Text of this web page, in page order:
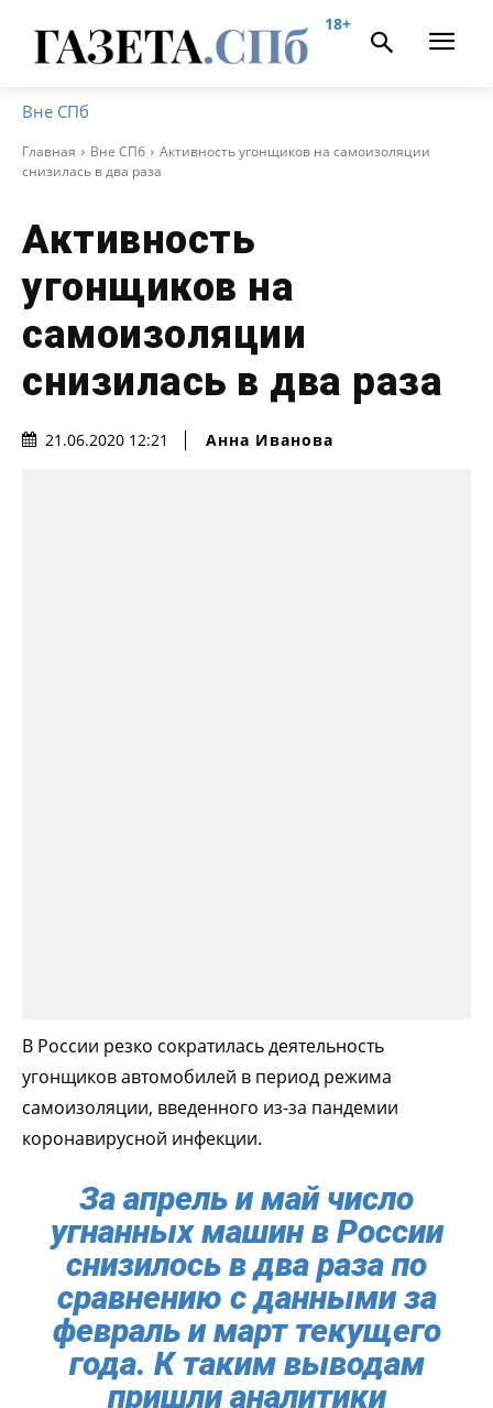
18+
Вне СПб
Главная Вне СПб
Активность угонщиков на самоизоляции
снизилась в два раза
Активность
угонщиков на
самоизоляции
снизилась в два раза
21.06.2020 12:21 Анна Иванова
В России резко сократилась деятельность
угонщиков автомобилей в период режима
самоизоляции, введенного из-за пандемии
коронавирусной инфекции.
За апрель и май число
угнанных машин в России
снизилось в два раза по
сравнению с данными за
февраль и март текущего
года. К таким выводам
пришли аналитики